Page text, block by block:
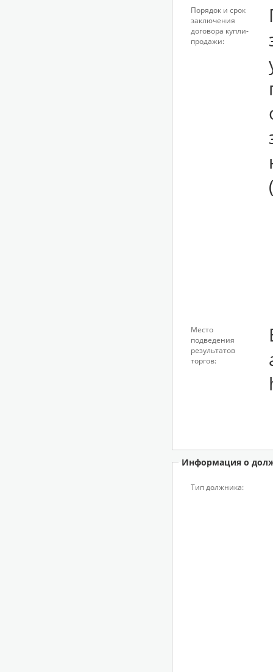
Порядок и срок
заключения
договора купли-
продажи:
Место
подведения
результатов
торгов:
Информация о
Тип должника: